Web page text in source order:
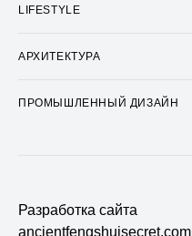
LIFESTYLE
АРХИТЕКТУРА
ПРОМЫШЛЕННЫЙ ДИЗАЙН
Разработка сайта
ancientfengshuisecret.com